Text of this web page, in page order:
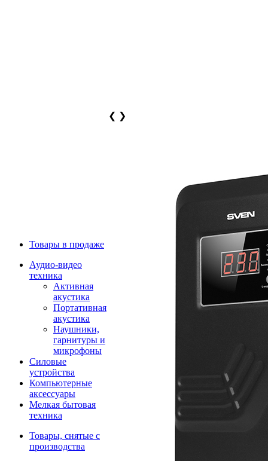
Товары в продаже
Аудио-видео
техника
Активная
акустика
Портативная
акустика
Наушники,
гарнитуры и
микрофоны
Силовые
устройства
Компьютерные
аксессуары
Мелкая бытовая
техника
Товары, снятые с
производства
❮ ❯